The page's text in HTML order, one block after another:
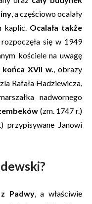
, a częściowo ocalały
kaplic. Ocalała także
się w 1949
kościele na uwagę
XVII w., obrazy
Rafała Hadziewicza,
nadwornego
(zm. 1747 r.)
Janowi
Padwy, a właściwie